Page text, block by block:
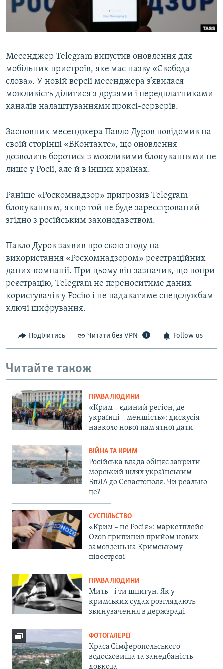
ВІДЕОУРОКИ «ELIFBE»
СВІДЧЕННЯ ОКУПАЦІЇ
ІНФОГРАФІКА
Qırımtatar
ДОЛУЧАЙСЯ!
Усі сайти RFE/RL
Месенджер Telegram випустив оновлення для
мобільних пристроїв, яке має назву «Свобода
слова». У новій версії месенджера з’явилася
можливість ділитися з друзями і передплатниками
каналів налаштуваннями проксі-серверів.
Засновник месенджера Павло Дуров повідомив на
своїй сторінці «ВКонтакте», що оновлення
дозволить боротися з можливими блокуваннями не
лише у Росії, але й в інших країнах.
Раніше «Роскомнадзор» пригрозив Telegram
блокуванням, якщо той не буде зареєстрований
згідно з російським законодавством.
Павло Дуров заявив про свою згоду на
використання «Роскомнадзором» реєстраційних
даних компанії. При цьому він зазначив, що попри
реєстрацію, Telegram не переноситиме даних
користувачів у Росію і не надаватиме спецслужбам
ключі шифрування.
Поділитись Читати без VPN Follow us
Читайте також
ПРАВА ЛЮДИНИ
«Крим – єдиний регіон, де
українці – меншість»: дискусія
навколо нової пам'ятної дати
ВІЙНА ТА КРИМ
Російська влада обіцяє закрити
морський шлях українським
БпЛА до Севастополя. Чи реально
це?
СУСПІЛЬСТВО
«Крим – не Росія»: маркетплейс
Ozon припинив прийом нових
замовлень на Кримському
півострові
ПРАВА ЛЮДИНИ
Мить – і ти шпигун. Як у
кримських судах розглядають
звинувачення в держзраді
ФОТОГАЛЕРЕЇ
Краса Сімферопольського
водосховища та занедбаність
довкола